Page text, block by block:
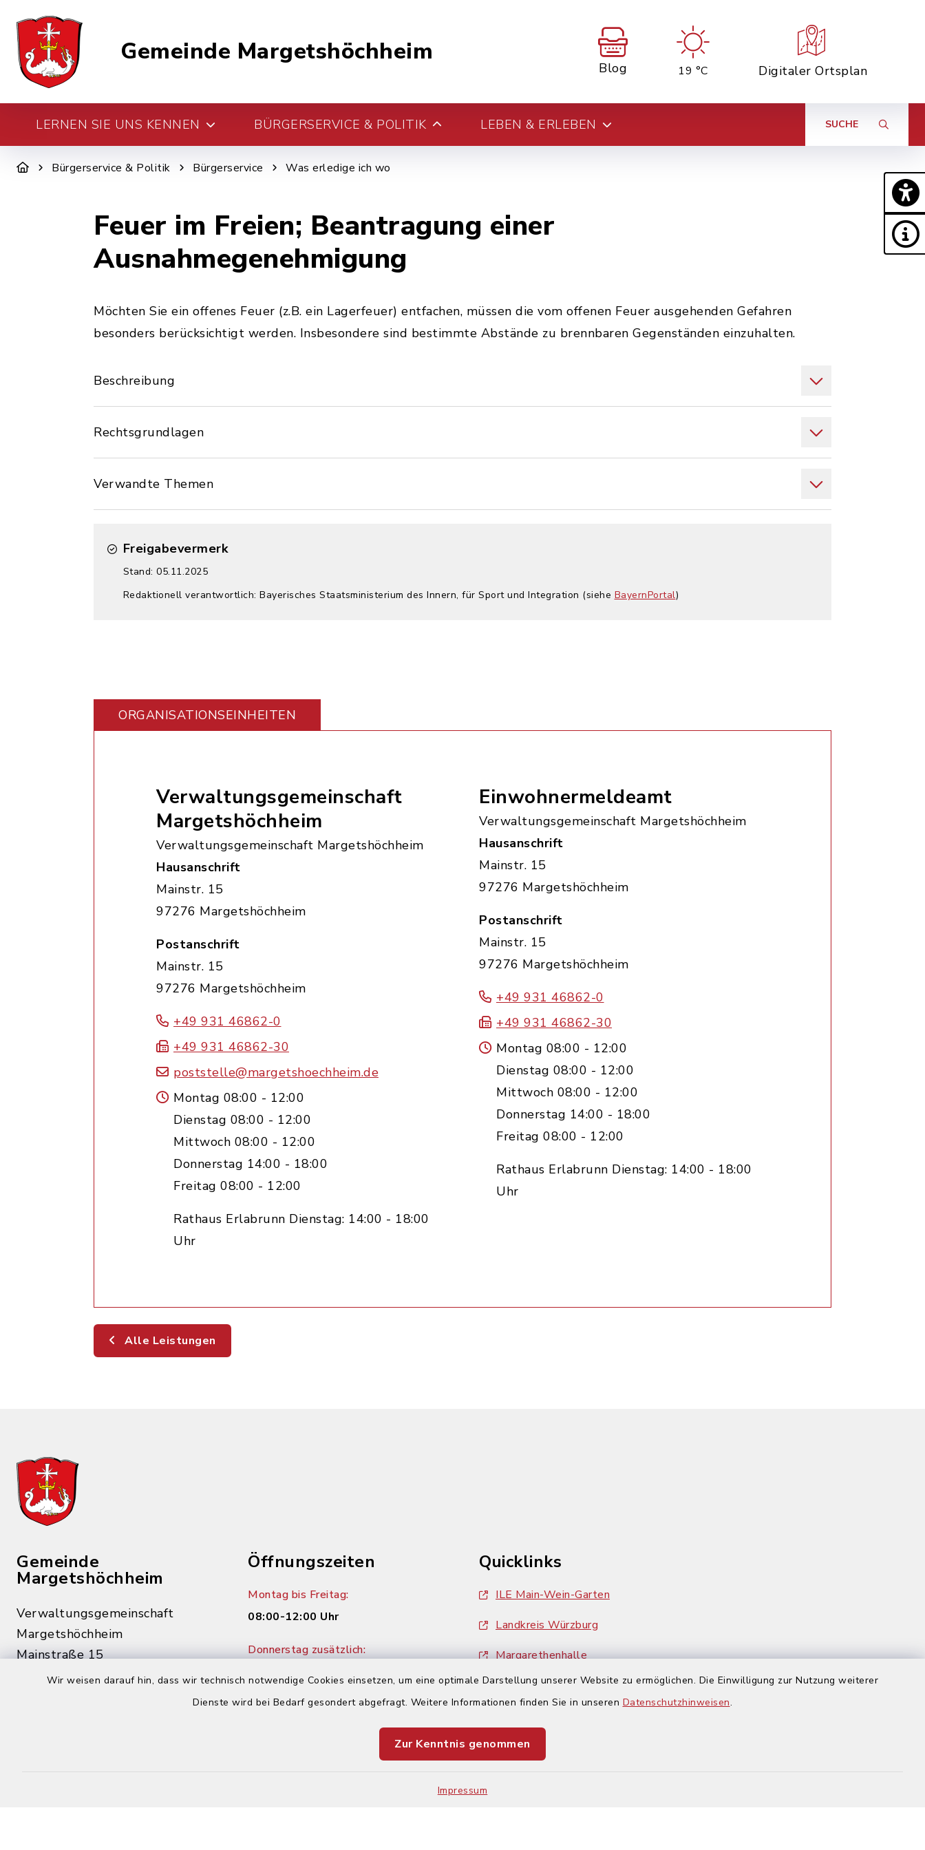
Wir weisen darauf hin, dass wir technisch notwendige Cookies einsetzen, um eine optimale Darstellung unserer Website zu ermöglichen. Die Einwilligung zur Nutzung weiterer
Dienste wird bei Bedarf gesondert abgefragt. Weitere Informationen finden Sie in unseren Datenschutzhinweisen.
Zur Kenntnis genommen
Impressum
Gemeinde Margetshöchheim
Blog 19 °C Digitaler Ortsplan
LERNEN SIE UNS KENNEN BÜRGERSERVICE & POLITIK LEBEN & ERLEBEN SUCHE
Bürgerservice & Politik Bürgerservice Was erledige ich wo
Feuer im Freien; Beantragung einer
Ausnahmegenehmigung
Möchten Sie ein offenes Feuer (z.B. ein Lagerfeuer) entfachen, müssen die vom offenen Feuer ausgehenden Gefahren
besonders berücksichtigt werden. Insbesondere sind bestimmte Abstände zu brennbaren Gegenständen einzuhalten.
Beschreibung
Rechtsgrundlagen
Verwandte Themen
Freigabevermerk
Stand: 05.11.2025
Redaktionell verantwortlich: Bayerisches Staatsministerium des Innern, für Sport und Integration (siehe BayernPortal)
ORGANISATIONS­EINHEITEN
Verwaltungsgemeinschaft
Margetshöchheim
Verwaltungsgemeinschaft Margetshöchheim
Hausanschrift
Mainstr. 15
97276 Margetshöchheim
Postanschrift
Mainstr. 15
97276 Margetshöchheim
+49 931 46862-0
+49 931 46862-30
poststelle@margetshoechheim.de
Montag 08:00 - 12:00
Dienstag 08:00 - 12:00
Mittwoch 08:00 - 12:00
Donnerstag 14:00 - 18:00
Freitag 08:00 - 12:00
Rathaus Erlabrunn Dienstag: 14:00 - 18:00
Uhr
Einwohnermeldeamt
Verwaltungsgemeinschaft Margetshöchheim
Hausanschrift
Mainstr. 15
97276 Margetshöchheim
Postanschrift
Mainstr. 15
97276 Margetshöchheim
+49 931 46862-0
+49 931 46862-30
Montag 08:00 - 12:00
Dienstag 08:00 - 12:00
Mittwoch 08:00 - 12:00
Donnerstag 14:00 - 18:00
Freitag 08:00 - 12:00
Rathaus Erlabrunn Dienstag: 14:00 - 18:00
Uhr
Alle Leistungen
Gemeinde
Margetshöchheim
Verwaltungsgemeinschaft
Margetshöchheim
Mainstraße 15
97276 Margetshöchheim
Öffnungszeiten
Montag bis Freitag:
08:00-12:00 Uhr
Donnerstag zusätzlich:
Quicklinks
ILE Main-Wein-Garten
Landkreis Würzburg
Margarethenhalle
ZweiUferLand Tourismus